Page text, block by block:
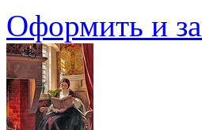
Оформить и